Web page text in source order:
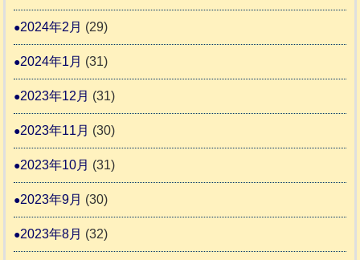
2024年2月 (29)
2024年1月 (31)
2023年12月 (31)
2023年11月 (30)
2023年10月 (31)
2023年9月 (30)
2023年8月 (32)